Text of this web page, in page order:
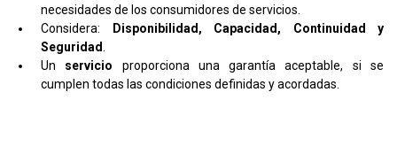
necesidades de los consumidores de servicios.
Considera:
Disponibilidad, Capacidad, Continuidad y
Seguridad
Un servicio proporciona una garantía aceptable, si se
cumplen todas las condiciones definidas y acordadas.